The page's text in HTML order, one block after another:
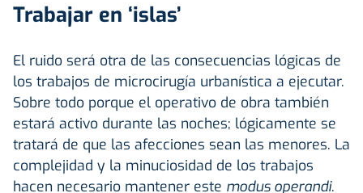
Trabajar en ‘islas’
El ruido será otra de las consecuencias lógicas de
los trabajos de microcirugía urbanística a ejecutar.
Sobre todo porque el operativo de obra también
estará activo durante las noches; lógicamente se
tratará de que las afecciones sean las menores. La
complejidad y la minuciosidad de los trabajos
hacen necesario mantener este modus operandi.